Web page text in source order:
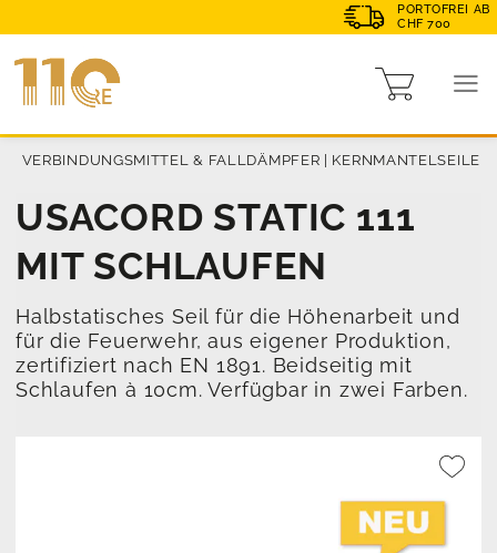
PORTOFREI AB
CHF 700
VERBINDUNGSMITTEL & FALLDÄMPFER | KERNMANTELSEILE
USACORD STATIC 111
MIT SCHLAUFEN
Halbstatisches Seil für die Höhenarbeit und
für die Feuerwehr, aus eigener Produktion,
zertifiziert nach EN 1891. Beidseitig mit
Schlaufen à 10cm. Verfügbar in zwei Farben.